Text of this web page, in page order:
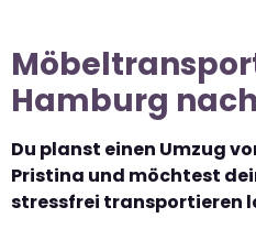
Hamburg
Du planst einen Umzug
Pristina und möchtest
stressfrei transportieren